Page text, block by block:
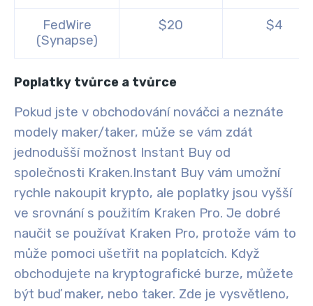
FedWire
(Synapse)
$20 $4
Poplatky tvůrce a tvůrce
Pokud jste v obchodování nováčci a neznáte
modely maker/taker, může se vám zdát
jednodušší možnost Instant Buy od
společnosti Kraken.Instant Buy vám umožní
rychle nakoupit krypto, ale poplatky jsou vyšší
ve srovnání s použitím Kraken Pro. Je dobré
naučit se používat Kraken Pro, protože vám to
může pomoci ušetřit na poplatcích. Když
obchodujete na kryptografické burze, můžete
být buď maker, nebo taker. Zde je vysvětleno,